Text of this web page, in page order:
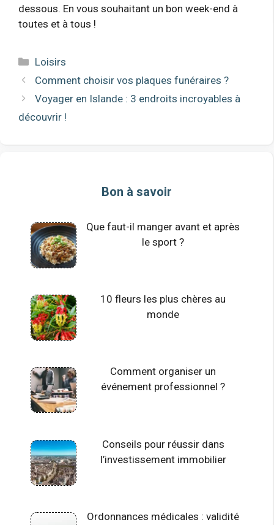
dessous. En vous souhaitant un bon week-end à
toutes et à tous !
Catégories
Loisirs
Comment choisir vos plaques funéraires ?
Voyager en Islande : 3 endroits incroyables à
découvrir !
Bon à savoir
Que faut-il manger avant et après
le sport ?
10 fleurs les plus chères au
monde
Comment organiser un
événement professionnel ?
Conseils pour réussir dans
l’investissement immobilier
Ordonnances médicales : validité